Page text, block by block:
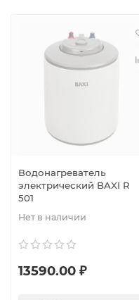
Водонагреватель
электрический BAXI R
501
Нет в наличии
13590.00 ₽